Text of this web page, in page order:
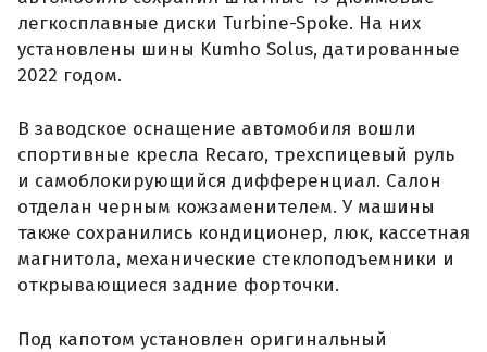
легкосплавные диски Turbine-Spoke. На них
установлены шины Kumho Solus, датированные
2022 годом.
В заводское оснащение автомобиля вошли
спортивные кресла Recaro, трехспицевый руль
и самоблокирующийся дифференциал. Салон
отделан черным кожзаменителем. У машины
также сохранились кондиционер, люк, кассетная
магнитола, механические стеклоподъемники и
открывающиеся задние форточки.
Под капотом установлен оригинальный